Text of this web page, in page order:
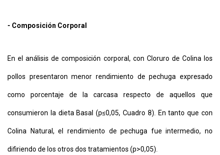
- Composición Corporal
En el análisis de composición corporal, con Cloruro de Colina los
pollos presentaron menor rendimiento de pechuga expresado
como porcentaje de la carcasa respecto de aquellos que
consumieron la dieta Basal (p≤0,05, Cuadro 8). En tanto que con
Colina Natural, el rendimiento de pechuga fue intermedio, no
difiriendo de los otros dos tratamientos (p>0,05).